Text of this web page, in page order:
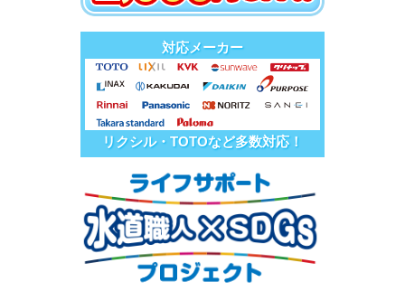
対応メーカー
リクシル・TOTOなど多数対応！